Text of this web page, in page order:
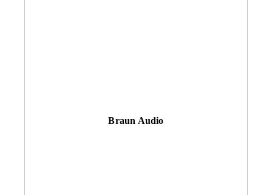
Braun Audio